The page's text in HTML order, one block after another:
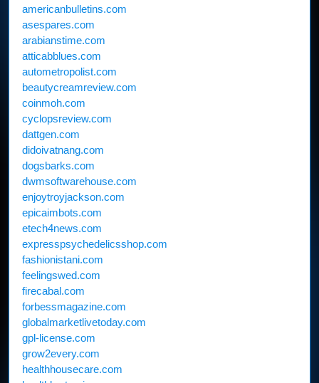
americanbulletins.com
asespares.com
arabianstime.com
atticabblues.com
autometropolist.com
beautycreamreview.com
coinmoh.com
cyclopsreview.com
dattgen.com
didoivatnang.com
dogsbarks.com
dwmsoftwarehouse.com
enjoytroyjackson.com
epicaimbots.com
etech4news.com
expresspsychedelicsshop.com
fashionistani.com
feelingswed.com
firecabal.com
forbessmagazine.com
globalmarketlivetoday.com
gpl-license.com
grow2every.com
healthhousecare.com